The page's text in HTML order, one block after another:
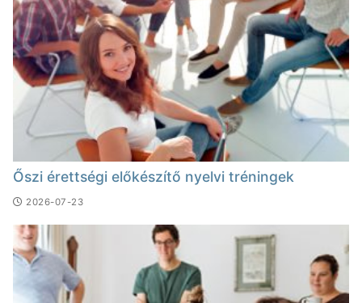
Őszi érettségi előkészítő nyelvi tréningek
2026-07-23